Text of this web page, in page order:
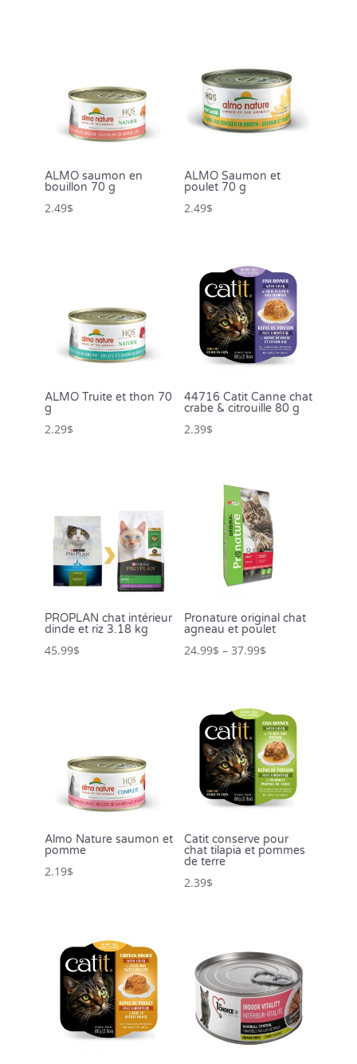
ALMO saumon en
bouillon 70 g
2.49$
ALMO Saumon et
poulet 70 g
2.49$
ALMO Truite et thon 70
g
2.29$
44716 Catit Canne chat
crabe & citrouille 80 g
2.39$
PROPLAN chat intérieur
dinde et riz 3.18 kg
45.99$
Pronature original chat
agneau et poulet
24.99$ – 37.99$
Almo Nature saumon et
pomme
2.19$
Catit conserve pour
chat tilapia et pommes
de terre
2.39$